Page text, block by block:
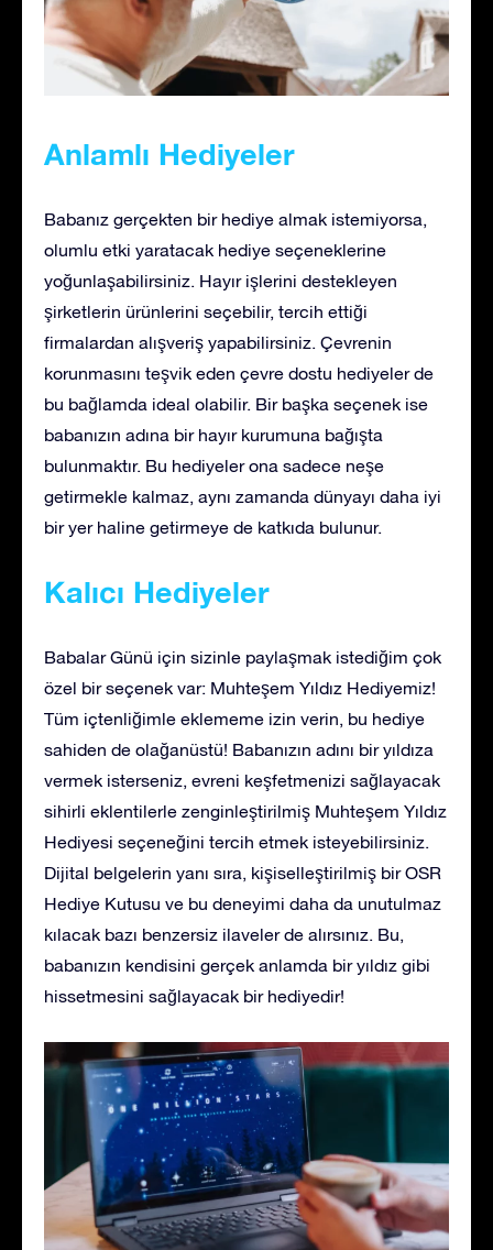
Anlamlı Hediyeler
Babanız gerçekten bir hediye almak istemiyorsa,
olumlu etki yaratacak hediye seçeneklerine
yoğunlaşabilirsiniz. Hayır işlerini destekleyen
şirketlerin ürünlerini seçebilir, tercih ettiği
firmalardan alışveriş yapabilirsiniz. Çevrenin
korunmasını teşvik eden çevre dostu hediyeler de
bu bağlamda ideal olabilir. Bir başka seçenek ise
babanızın adına bir hayır kurumuna bağışta
bulunmaktır. Bu hediyeler ona sadece neşe
getirmekle kalmaz, aynı zamanda dünyayı daha iyi
bir yer haline getirmeye de katkıda bulunur.
Kalıcı Hediyeler
Babalar Günü için sizinle paylaşmak istediğim çok
özel bir seçenek var: Muhteşem Yıldız Hediyemiz!
Tüm içtenliğimle eklememe izin verin, bu hediye
sahiden de olağanüstü! Babanızın adını bir yıldıza
vermek isterseniz, evreni keşfetmenizi sağlayacak
sihirli eklentilerle zenginleştirilmiş Muhteşem Yıldız
Hediyesi seçeneğini tercih etmek isteyebilirsiniz.
Dijital belgelerin yanı sıra, kişiselleştirilmiş bir OSR
Hediye Kutusu ve bu deneyimi daha da unutulmaz
kılacak bazı benzersiz ilaveler de alırsınız. Bu,
babanızın kendisini gerçek anlamda bir yıldız gibi
hissetmesini sağlayacak bir hediyedir!